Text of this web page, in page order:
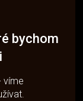
bychom
víme